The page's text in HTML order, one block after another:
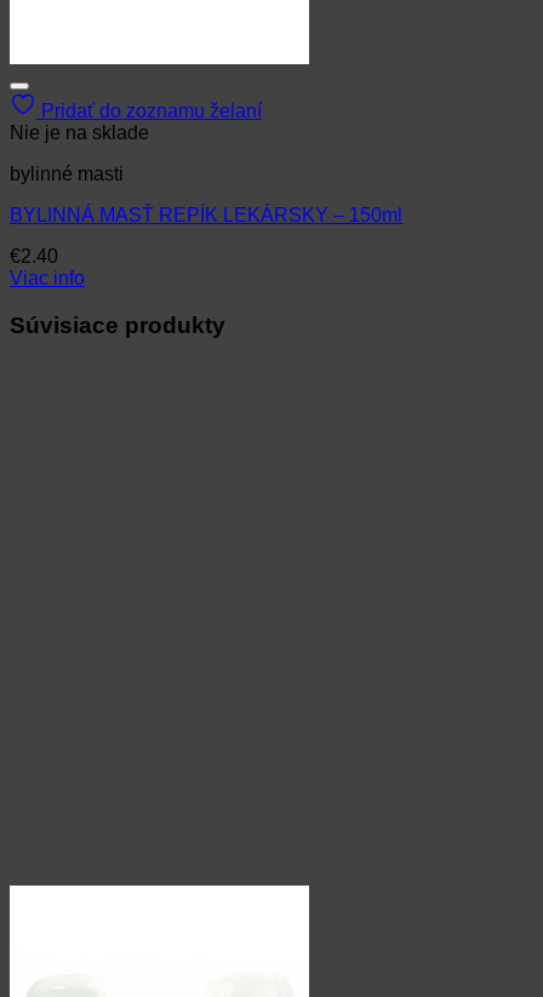
Pridať do zoznamu želaní
Nie je na sklade
bylinné masti
BYLINNÁ MASŤ REPÍK LEKÁRSKY – 150ml
€2.40
Viac info
Súvisiace produkty